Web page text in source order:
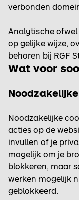
verbonden
Analytische
op gelijke wijze,
behoren bij RGF
Wat voor
Noodzakelijke
acties op de
invullen of je
mogelijk om je
blokkeren, maar
werken mogelijk
geblokkeerd.